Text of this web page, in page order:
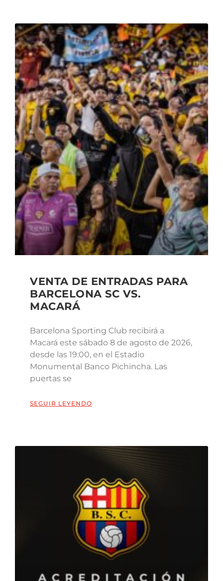
VENTA DE ENTRADAS PARA
BARCELONA SC VS.
MACARÁ
Barcelona Sporting Club recibirá a
Macará este sábado 8 de agosto de 2026,
desde las 19:00, en el Estadio
Monumental Banco Pichincha. Las
puertas se
SEGUIR LEYENDO